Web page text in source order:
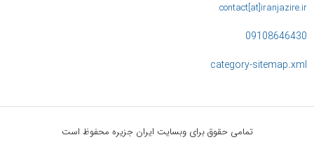
contact[at]iranjazire.ir
09108646430
category-sitemap.xml
تمامی حقوق برای وبسایت ایران جزیره محفوظ است